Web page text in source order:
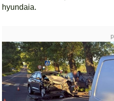
hyundaia.